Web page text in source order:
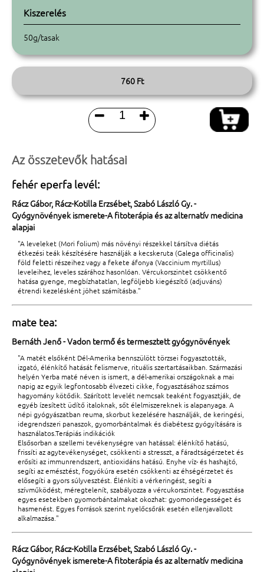
Kiszerelés
50g/tasak
760 Ft
 
Az összetevők hatásai
fehér eperfa levél:
Rácz Gábor, Rácz-Kotilla Erzsébet, Szabó László Gy. -
Gyógynövények ismerete-A fitoterápia és az alternatív medicina
alapjai
"A leveleket (Mori folium) más növényi részekkel társítva diétás
étkezési teák készítésére használják a kecskeruta (Galega officinalis)
föld feletti részeihez vagy a fekete áfonya (Vaccinium myrtillus)
leveleihez, leveles szárához hasonlóan. Vércukorszintet csökkentő
hatása gyenge, megbízhatatlan, legföljebb kiegészítő (adjuváns)
étrendi kezelésként jöhet számításba."
mate tea:
Bernáth Jenő - Vadon termő és termesztett gyógynövények
"A matét elsőként Dél-Amerika bennszülött törzsei fogyasztották,
izgató, élénkítő hatását felismerve, rituális szertartásaikban. Származási
helyén Yerba maté néven is ismert, a dél-amerikai országoknak a mai
napig az egyik legfontosabb élvezeti cikke, fogyasztásához számos
hagyomány kötődik. Szárított levelét nemcsak teaként fogyasztják, de
egyéb ízesített üdítő italoknak, sőt élelmiszereknek is alapanyaga. A
népi gyógyászatban reuma, skorbut kezelésére használják, de keringési,
idegrendszeri panaszok, gyomorbántalmak és diabétesz gyógyítására is
használatos.Terápiás indikációk
Elsősorban a szellemi tevékenységre van hatással: élénkítő hatású,
frissíti az agytevékenységet, csökkenti a stresszt, a fáradtságérzetet és
erősíti az immunrendszert, antioxidáns hatású. Enyhe víz- és hashajtó,
segíti az emésztést, fogyókúra esetén csökkenti az éhségérzetet és
elősegíti a gyors súlyvesztést. Élénkíti a vérkeringést, segíti a
szívműködést, méregtelenít, szabályozza a vércukorszintet. Fogyasztása
egyes esetekben gyomorbántalmakat okozhat: gyomoridegességet és
hasmenést. Egyes források szerint nyelőcsőrák esetén ellenjavallott
alkalmazása."
Rácz Gábor, Rácz-Kotilla Erzsébet, Szabó László Gy. -
Gyógynövények ismerete-A fitoterápia és az alternatív medicina